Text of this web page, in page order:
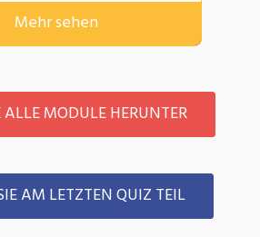
Mehr sehen
MODULE HERUNTER
AM LETZTEN QUIZ TEIL